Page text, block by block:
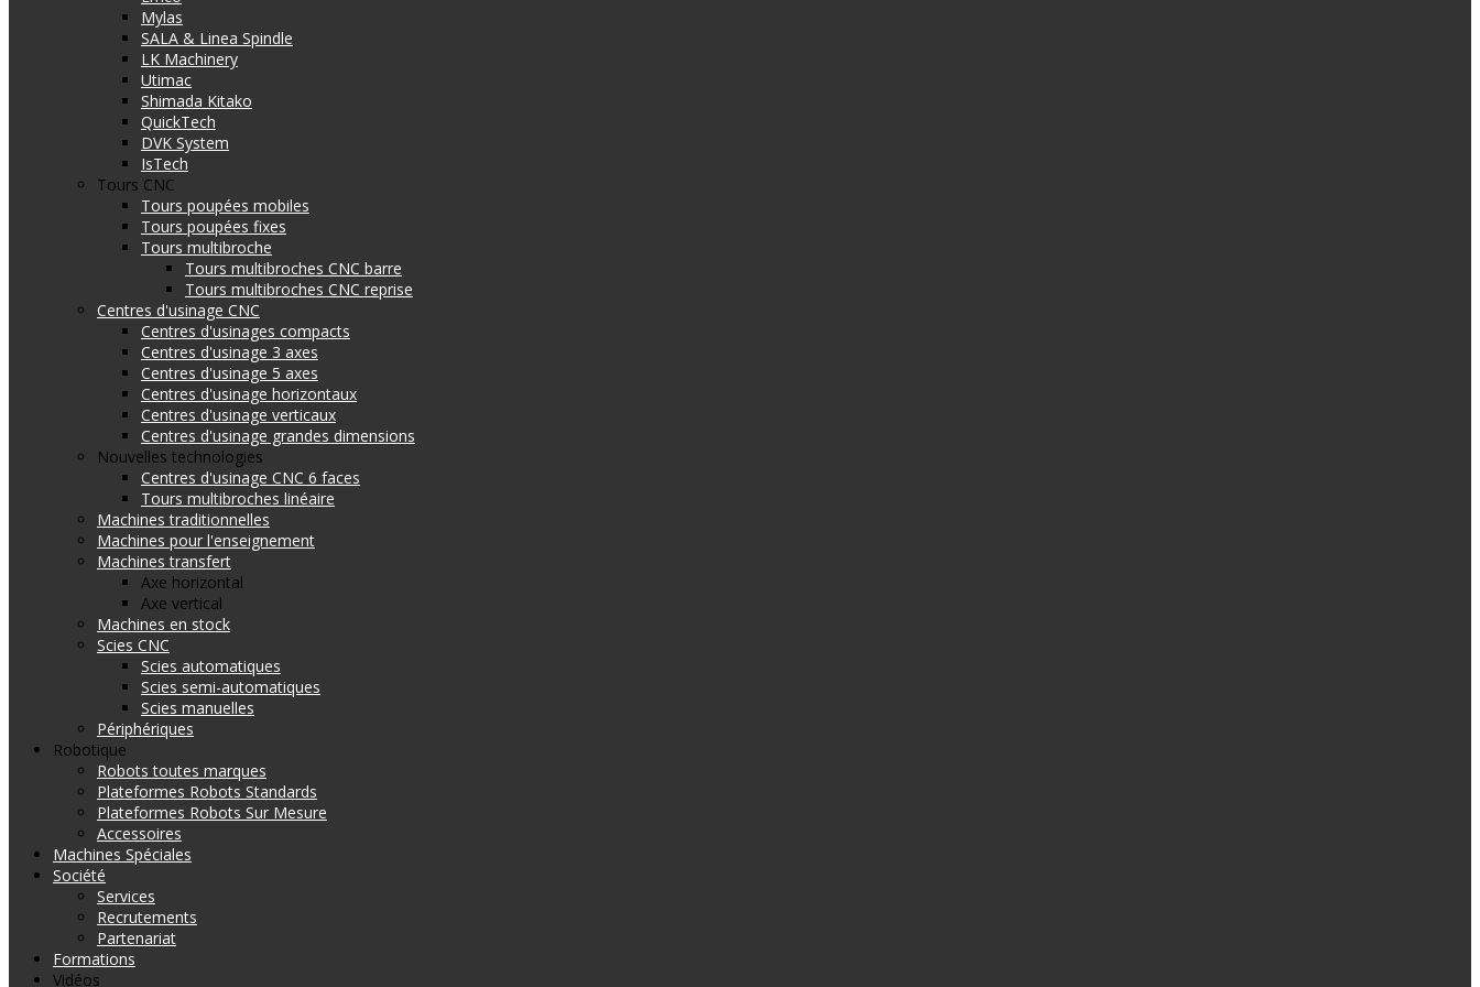
Mylas
SALA & Linea Spindle
LK Machinery
Utimac
Shimada Kitako
QuickTech
DVK System
IsTech
Tours CNC
Tours poupées mobiles
Tours poupées fixes
Tours multibroche
Tours multibroches CNC barre
Tours multibroches CNC reprise
Centres d'usinage CNC
Centres d'usinages compacts
Centres d'usinage 3 axes
Centres d'usinage 5 axes
Centres d'usinage horizontaux
Centres d'usinage verticaux
Centres d'usinage grandes dimensions
Nouvelles technologies
Centres d'usinage CNC 6 faces
Tours multibroches linéaire
Machines traditionnelles
Machines pour l'enseignement
Machines transfert
Axe horizontal
Axe vertical
Machines en stock
Scies CNC
Scies automatiques
Scies semi-automatiques
Scies manuelles
Périphériques
Robotique
Robots toutes marques
Plateformes Robots Standards
Plateformes Robots Sur Mesure
Accessoires
Machines Spéciales
Société
Services
Recrutements
Partenariat
Formations
Vidéos